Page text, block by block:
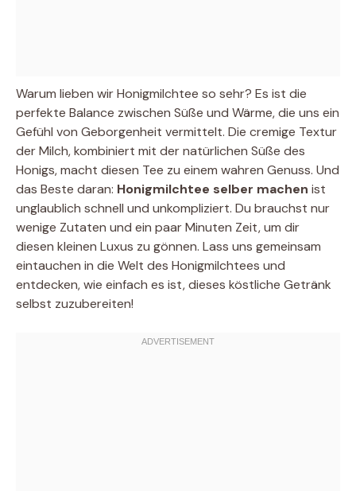
Warum lieben wir Honigmilchtee so sehr? Es ist die
perfekte Balance zwischen Süße und Wärme, die uns ein
Gefühl von Geborgenheit vermittelt. Die cremige Textur
der Milch, kombiniert mit der natürlichen Süße des
Honigs, macht diesen Tee zu einem wahren Genuss. Und
das Beste daran: Honigmilchtee selber machen ist
unglaublich schnell und unkompliziert. Du brauchst nur
wenige Zutaten und ein paar Minuten Zeit, um dir
diesen kleinen Luxus zu gönnen. Lass uns gemeinsam
eintauchen in die Welt des Honigmilchtees und
entdecken, wie einfach es ist, dieses köstliche Getränk
selbst zuzubereiten!